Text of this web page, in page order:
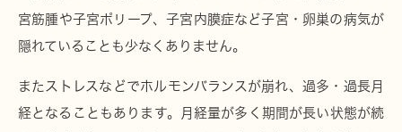
宮筋腫や子宮ポリープ、子宮内膜症など子宮・卵巣の病気が
隠れていることも少なくありません。
また ストレス などでホルモンバランスが崩れ、過多・過長月
経となることもあります。月経量が多く期間が長い状態が続